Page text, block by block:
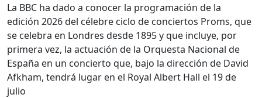
La BBC ha dado a conocer la programación de la
edición 2026 del célebre ciclo de conciertos Proms, que
se celebra en Londres desde 1895 y que incluye, por
primera vez, la actuación de la Orquesta Nacional de
España en un concierto que, bajo la dirección de David
Afkham, tendrá lugar en el Royal Albert Hall el 19 de
julio